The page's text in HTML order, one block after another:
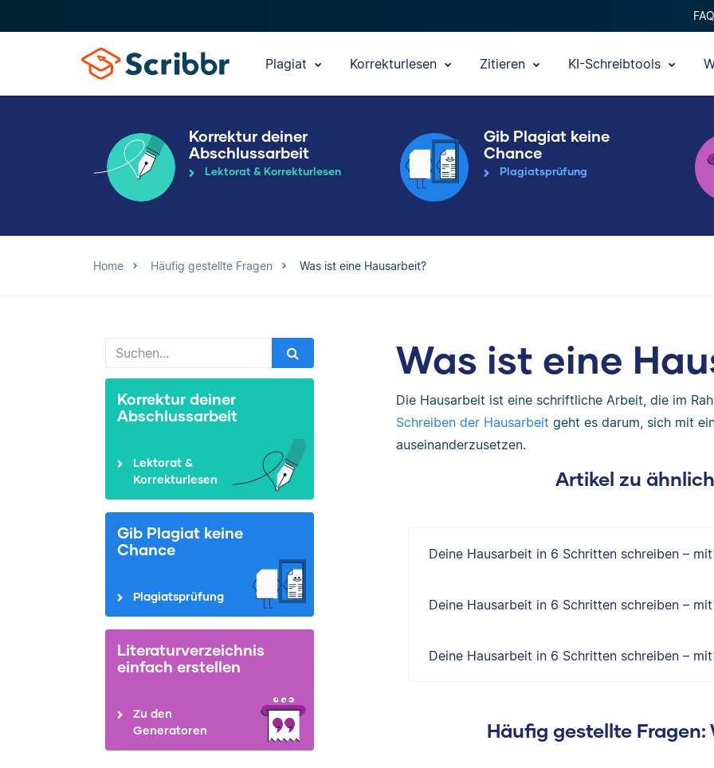
FAQ
Plagiat Korrekturlesen Zitieren KI-Schreibtools
Korrektur deiner
Abschlussarbeit
Lektorat & Korrekturlesen
Gib Plagiat keine
Chance
Plagiatsprüfung
Home Häufig gestellte Fragen Was ist eine Hausarbeit?
Korrektur deiner
Abschlussarbeit
Lektorat &
Korrekturlesen
Gib Plagiat keine
Chance
Plagiatsprüfung
Literaturverzeichnis
einfach erstellen
Zu den
Generatoren
Was ist eine
Die Hausarbeit ist eine schriftliche Arbeit, die im
Schreiben der Hausarbeit geht es darum, sich mit
auseinanderzusetzen.
Artikel zu
Deine Hausarbeit in 6 Schritten schreiben –
Deine Hausarbeit in 6 Schritten schreiben –
Deine Hausarbeit in 6 Schritten schreiben –
Häufig gestellte